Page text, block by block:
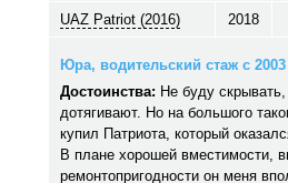
UAZ Patriot (2016) 2018
Юра, водительский стаж с 2003
Достоинства: Не буду
дотягивают. Но на большого
купил Патриота, который
В плане хорошей вместимости,
ремонтопригодности он меня